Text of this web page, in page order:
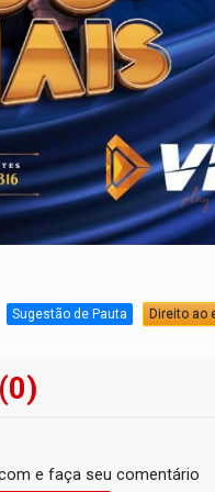
Sugestão de Pauta Direito ao
e faça seu comentário